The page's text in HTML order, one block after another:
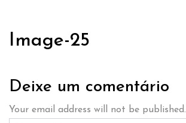
Image-25
Deixe um comentário
Your email address will not be published.